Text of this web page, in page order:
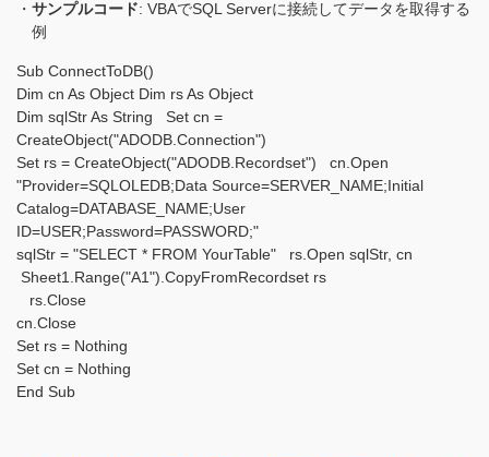
サンプルコード: VBAでSQL Serverに接続してデータを取得する
例
Sub ConnectToDB()
Dim cn As Object Dim rs As Object
Dim sqlStr As String Set cn =
CreateObject("ADODB.Connection")
Set rs = CreateObject("ADODB.Recordset") cn.Open
"Provider=SQLOLEDB;Data Source=SERVER_NAME;Initial
Catalog=DATABASE_NAME;User
ID=USER;Password=PASSWORD;"
sqlStr = "SELECT * FROM YourTable" rs.Open sqlStr, cn
Sheet1.Range("A1").CopyFromRecordset rs
rs.Close
cn.Close
Set rs = Nothing
Set cn = Nothing
End Sub